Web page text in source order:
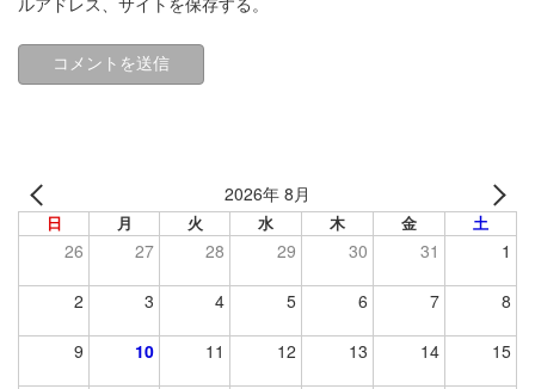
ルアドレス、サイトを保存する。
2026年 8月
日 月 火 水 木 金 土
26 27 28 29 30 31 1
2 3 4 5 6 7 8
9 10 11 12 13 14 15